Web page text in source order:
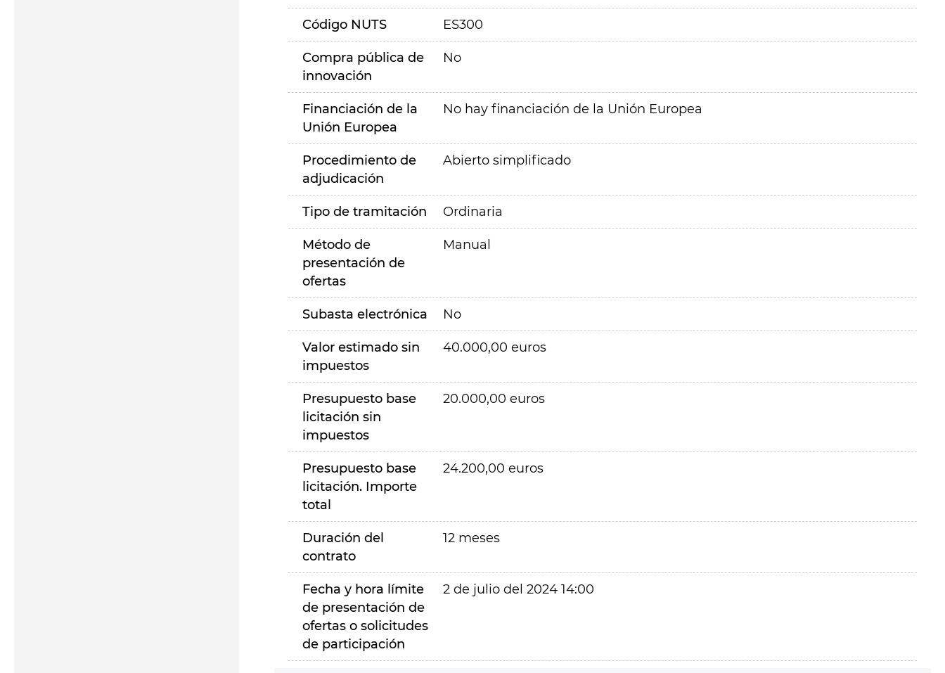
Código NUTS ES300
Compra pública de
innovación
No
Financiación de la
Unión Europea
No hay financiación de la Unión Europea
Procedimiento de
adjudicación
Abierto simplificado
Tipo de tramitación Ordinaria
Método de
presentación de
ofertas
Manual
Subasta electrónica No
Valor estimado sin
impuestos
40.000,00 euros
Presupuesto base
licitación sin
impuestos
20.000,00 euros
Presupuesto base
licitación. Importe
total
24.200,00 euros
Duración del
contrato
12 meses
Fecha y hora límite
de presentación de
ofertas o solicitudes
de participación
2 de julio del 2024 14:00